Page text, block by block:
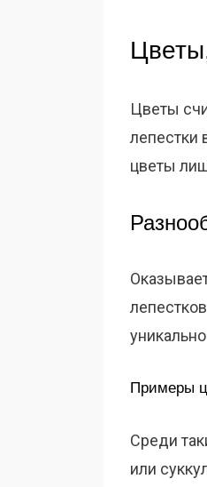
Цветы
лепестки
цветы
Примеры
Среди
или